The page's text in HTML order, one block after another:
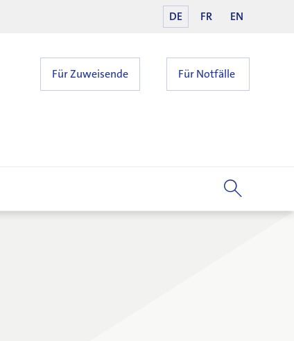
DE FR EN
Für Zuweisende Für Notfälle